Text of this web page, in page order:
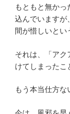
もともと無か
込んでいますが
間が惜しいとい
それは、「アク
けてしまったこ
もう本当仕方な